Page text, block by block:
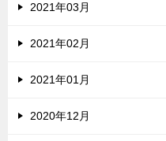
2021年03月
2021年02月
2021年01月
2020年12月